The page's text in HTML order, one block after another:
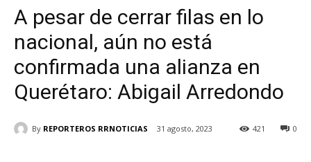
A pesar de cerrar filas en lo
nacional, aún no está
confirmada una alianza en
Querétaro: Abigail Arredondo
By REPORTEROS RRNOTICIAS 31 agosto, 2023 0
421